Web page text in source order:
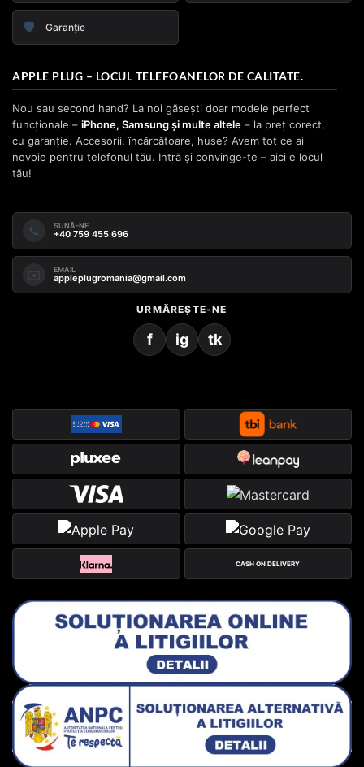
🛡️ Garanție
APPLE PLUG – LOCUL TELEFOANELOR DE CALITATE.
Nou sau second hand? La noi găsești doar modele perfect
funcționale – iPhone, Samsung și multe altele – la preț corect,
cu garanție. Accesorii, încărcătoare, huse? Avem tot ce ai
nevoie pentru telefonul tău. Intră și convinge-te – aici e locul
tău!
📞 SUNĂ-NE
+40 759 455 696
✉️ EMAIL
appleplugromania@gmail.com
URMĂREȘTE-NE
f ig tk
CASH ON DELIVERY